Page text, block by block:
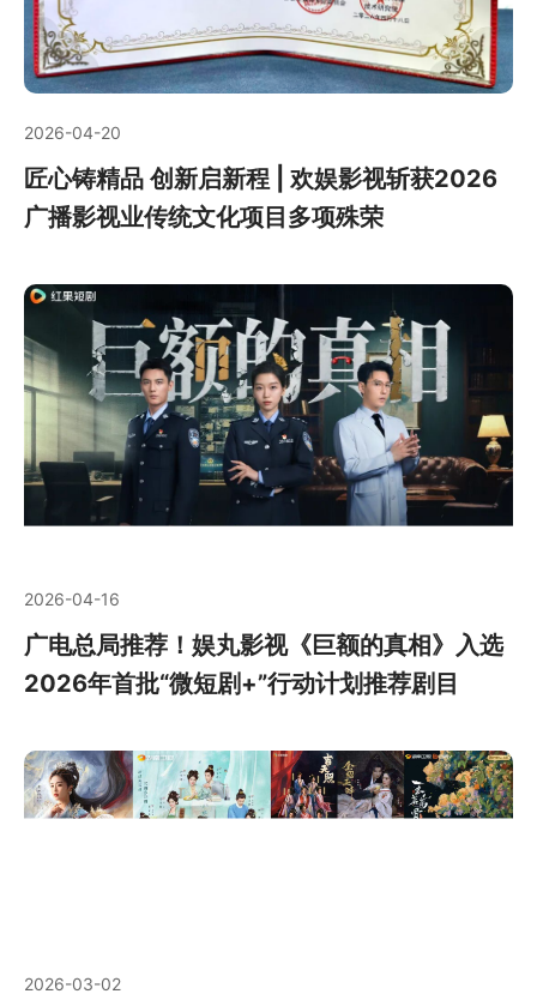
2026-04-20
匠心铸精品 创新启新程 | 欢娱影视斩获2026
广播影视业传统文化项目多项殊荣
2026-04-16
广电总局推荐！娱丸影视《巨额的真相》入选
2026年首批“微短剧+”行动计划推荐剧目
2026-03-02